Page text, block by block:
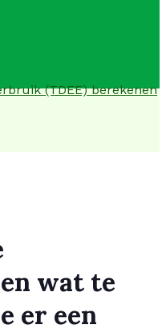
(TDEE) berekenen
wat te
er een